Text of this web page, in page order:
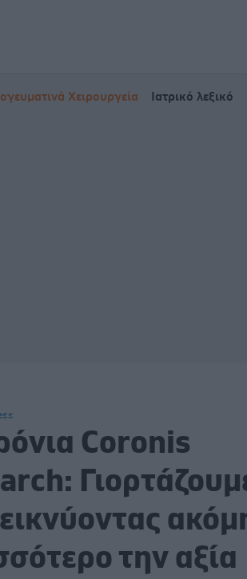
Χειρουργεία Ιατρικό λεξικό
Coronis
την αξία